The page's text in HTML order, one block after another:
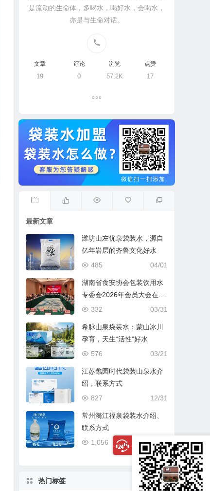
是流动的生命体，多喝水，喝好水，会喝水，
亦是与生命对话。
文章
19
评论
0
浏览
57.2K
点赞
17
最新文章
潍坊山左优泉袋装水，源自
亿年岩层的齐鲁文化好水
04/01
485
湖南省食安协会包装饮用水
专委会2026年会员大会在长
沙圆满召开
03/31
332
希脉山泉袋装水：蒙山冰川
孕育，天生“活性”好水
03/21
576
江苏蠡园时代袋装山泉水介
绍，联系方式
12/31
827
常州漪江福泉袋装水介绍、
联系方式
12/24
1,056
热门标签